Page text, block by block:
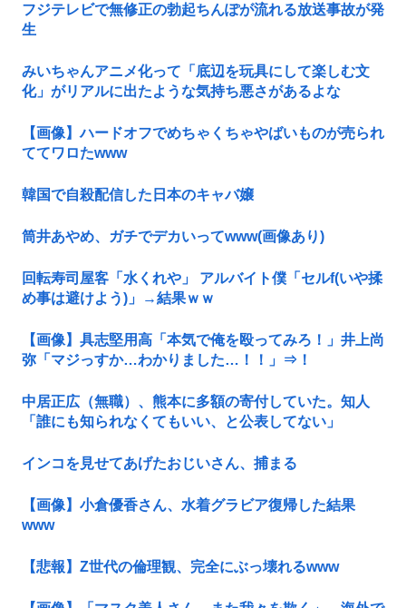
フジテレビで無修正の勃起ちんぽが流れる放送事故が発
生
みいちゃんアニメ化って「底辺を玩具にして楽しむ文
化」がリアルに出たような気持ち悪さがあるよな
【画像】ハードオフでめちゃくちゃやばいものが売られ
ててワロたwww
韓国で自殺配信した日本のキャバ嬢
筒井あやめ、ガチでデカいってwww(画像あり)
回転寿司屋客「水くれや」 アルバイト僕「セルf(いや揉
め事は避けよう)」→結果ｗｗ
【画像】具志堅用高「本気で俺を殴ってみろ！」井上尚
弥「マジっすか…わかりました…！！」⇒！
中居正広（無職）、熊本に多額の寄付していた。知人
「誰にも知られなくてもいい、と公表してない」
インコを見せてあげたおじいさん、捕まる
【画像】小倉優香さん、水着グラビア復帰した結果
www
【悲報】Z世代の倫理観、完全にぶっ壊れるwww